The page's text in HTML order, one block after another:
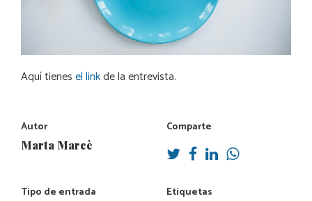
Autor
Marta Marcè
Comparte
Tipo de entrada Etiquetas
Aquí tienesel linkde la entrevista.